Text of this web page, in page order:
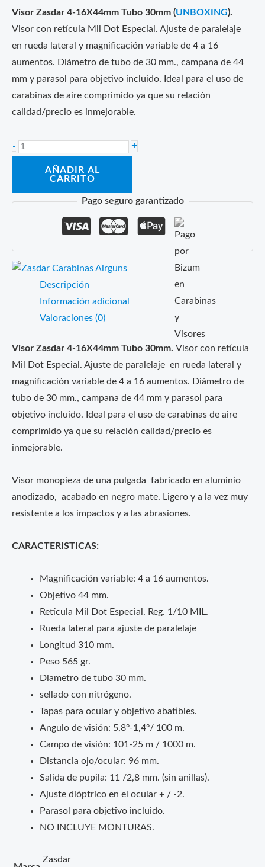
Visor Zasdar 4-16X44mm Tubo 30mm (UNBOXING).
Visor con retícula Mil Dot Especial. Ajuste de paralelaje
en rueda lateral y magnificación variable de 4 a 16
aumentos. Diámetro de tubo de 30 mm., campana de 44
mm y parasol para objetivo incluido. Ideal para el uso de
carabinas de aire comprimido ya que su relación
calidad/precio es inmejorable.
- Visor
16X44mm
+
AÑADIR AL
CARRITO
Pago seguro garantizado
Descripción
Información adicional
Valoraciones (0)
Visor Zasdar 4-16X44mm Tubo 30mm. Visor con retícula
Mil Dot Especial. Ajuste de paralelaje en rueda lateral y
magnificación variable de 4 a 16 aumentos. Diámetro de
tubo de 30 mm., campana de 44 mm y parasol para
objetivo incluido. Ideal para el uso de carabinas de aire
comprimido ya que su relación calidad/precio es
inmejorable.
Visor monopieza de una pulgada fabricado en aluminio
anodizado, acabado en negro mate. Ligero y a la vez muy
resistente a los impactos y a las abrasiones.
CARACTERISTICAS:
Magnificación variable: 4 a 16 aumentos.
Objetivo 44 mm.
Retícula Mil Dot Especial. Reg. 1/10 MIL.
Rueda lateral para ajuste de paralelaje
Longitud 310 mm.
Peso 565 gr.
Diametro de tubo 30 mm.
sellado con nitrógeno.
Tapas para ocular y objetivo abatibles.
Angulo de visión: 5,8º-1,4º/ 100 m.
Campo de visión: 101-25 m / 1000 m.
Distancia ojo/ocular: 96 mm.
Salida de pupila: 11 /2,8 mm. (sin anillas).
Ajuste dióptrico en el ocular + / -2.
Parasol para objetivo incluido.
NO INCLUYE MONTURAS.
Zasdar